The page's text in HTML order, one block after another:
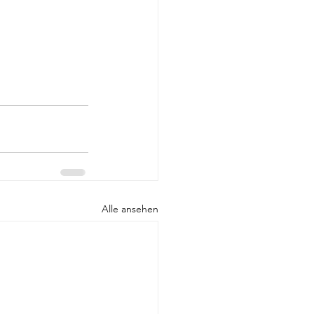
Alle ansehen